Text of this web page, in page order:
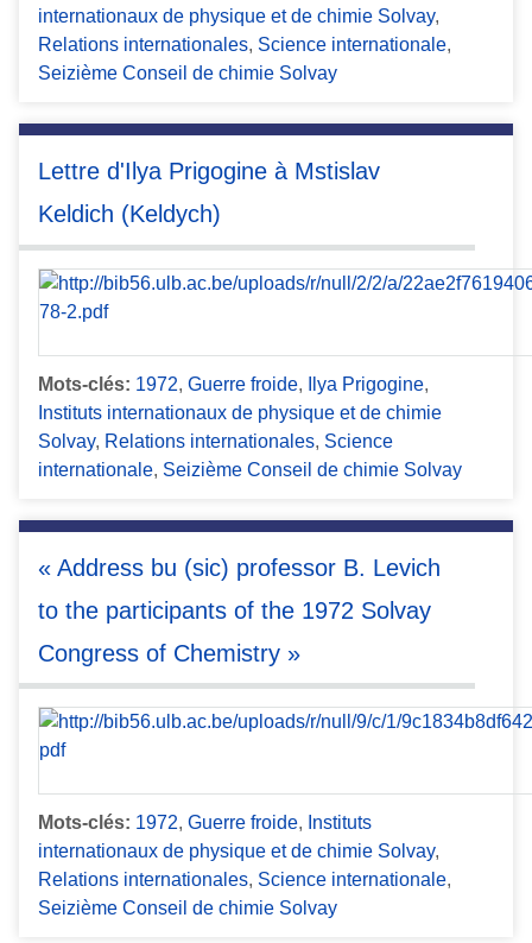
internationaux de physique et de chimie Solvay,
Relations internationales, Science internationale,
Seizième Conseil de chimie Solvay
Lettre d'Ilya Prigogine à Mstislav
Keldich (Keldych)
Mots-clés: 1972, Guerre froide, Ilya Prigogine,
Instituts internationaux de physique et de chimie
Solvay, Relations internationales, Science
internationale, Seizième Conseil de chimie Solvay
« Address bu (sic) professor B. Levich
to the participants of the 1972 Solvay
Congress of Chemistry »
Mots-clés: 1972, Guerre froide, Instituts
internationaux de physique et de chimie Solvay,
Relations internationales, Science internationale,
Seizième Conseil de chimie Solvay